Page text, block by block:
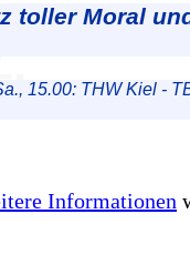
toller Moral
15.00: THW Kiel -
Informationen